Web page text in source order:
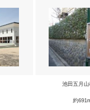
池田五月
約